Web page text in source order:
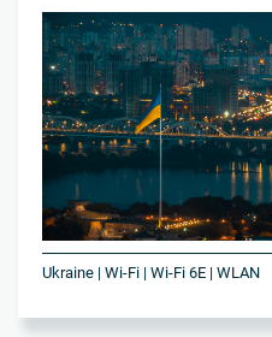
Ukraine | Wi-Fi | Wi-Fi 6E | WLAN